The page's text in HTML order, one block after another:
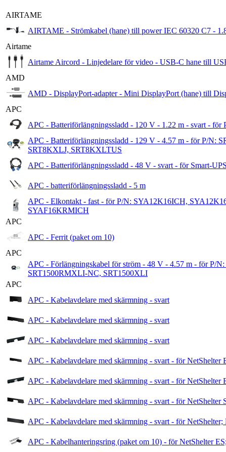
AIRTAME
AIRTAME - Strömkabel (hane) till power IEC 60320 C7 -
Airtame
Airtame Aircord - Linjedelare för video - USB-C hane till
AMD
AMD - DisplayPort-adapter - Mini DisplayPort (hane) till
APC
APC - Batteriförlängningssladd - 120 V - 1.22 m - svart -
APC - Batteriförlängningssladd - 129 V - 4.57 m - för P/
SRT8KXLJ, SRT8KXLTUS
APC - Batteriförlängningssladd - 48 V - svart - för Smart-
APC - batteriförlängningssladd - 5 m
APC - Elkontakt - fast - för P/N: SYA12K16ICH,
SYAF16KRMICH
APC
APC - Ferrit (paket om 10)
APC
APC - Förlängningskabel för ström - 48 V - 4.57 m - för
SRT1500RMXLI-NC, SRT1500XLI
APC
APC - Kabelavdelare med skärmning - svart
APC - Kabelavdelare med skärmning - svart
APC - Kabelavdelare med skärmning - svart
APC - Kabelavdelare med skärmning - svart - för
APC - Kabelavdelare med skärmning - svart - för
APC - Kabelavdelare med skärmning - svart - för NetShelter
APC - Kabelavdelare med skärmning - svart - för NetShelter;
APC - Kabelhanteringsring (paket om 10) - för NetShelter